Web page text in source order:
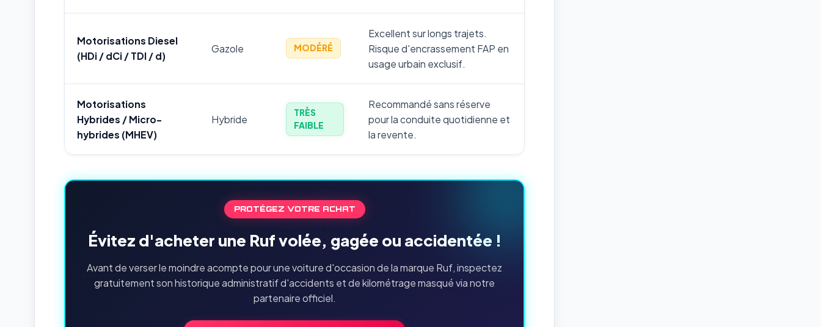
Motorisations Diesel
(HDi / dCi / TDI / d)
Gazole MODÉRÉ
Excellent sur longs trajets.
Risque d'encrassement FAP en
usage urbain exclusif.
Motorisations
Hybrides / Micro-
hybrides (MHEV)
Hybride
TRÈS
FAIBLE
Recommandé sans réserve
pour la conduite quotidienne et
la revente.
PROTÉGEZ VOTRE ACHAT
Évitez d'acheter une Ruf volée, gagée ou accidentée !
Avant de verser le moindre acompte pour une voiture d'occasion de la marque Ruf, inspectez
gratuitement son historique administratif d'accidents et de kilométrage masqué via notre
partenaire officiel.